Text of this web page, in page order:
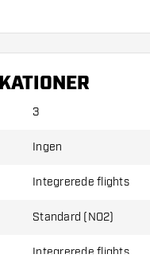
af flights og shafts paÌŠ
brug.
materiale eller en
passer bedst til dig!
3
Ingen
Integrerede flights
Standard (NO2)
Integrerede flights